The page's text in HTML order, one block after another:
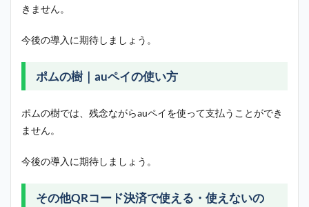
きません。
今後の導入に期待しましょう。
ポムの樹｜auペイの使い方
ポムの樹では、残念ながらauペイを使って支払うことができ
ません。
今後の導入に期待しましょう。
その他QRコード決済で使える・使えないの